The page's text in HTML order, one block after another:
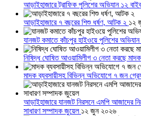
আড়াইহাজারে ট্রাফিক পুলিশের অভিযান ১২
আড়াইহাজারে ৭ বছরের শিশু ধর্ষণ, আটক ২ ১২
যানজট কমাতে কাঁচপুর হাইওয়ে পুলিশের অভিযান
নিষিদ্ধ ঘোষিত আওয়ামিলীগ ৩ নেতা করছে
মাদক ব্যবসায়ীসহ বিভিন্ন অভিযোগে ৭ জন
আড়াইহাজারে যানজট নিরসনে এমপি আজাদের
সাধারণ সম্পাদক জুয়েল ১২ জুন ২০২৬